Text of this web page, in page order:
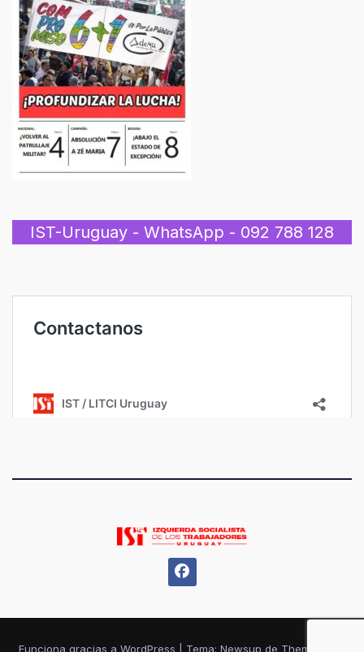
IST-Uruguay - WhatsApp - 092 788 128
Funciona gracias a WordPress Tema: Newsup de Themeansar